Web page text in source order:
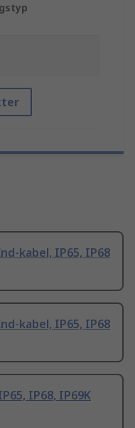
kabel, IP65, IP68
kabel, IP65, IP68
IP68, IP69K